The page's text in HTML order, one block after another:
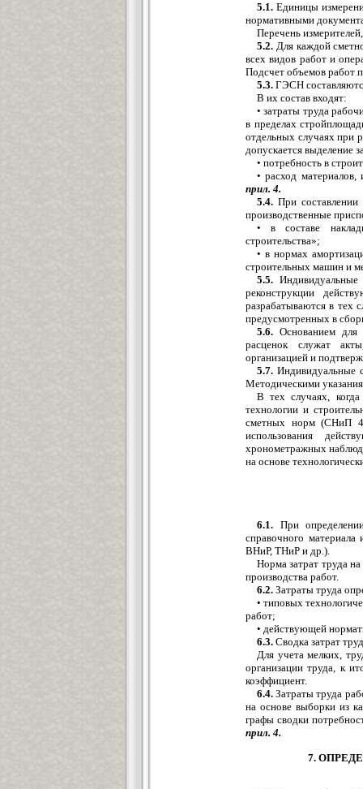
5.1. Единицы
нормативными
Перечень
5.2. Для каждой
всех видов работ и
Подсчет объемов работ
5.3. ГЭСН
В их состав входят:
• затраты труда
в пределах
отдельных случаях при
допускается выделение
• потребность в
• расход
прил. 4.
5.4. При
производственные
• в составе
строительства»;
• в нормах
строительных машин и
5.5.
реконструкции
разрабатываются в тех
предусмотренных в
5.6. Основанием
расценок служат
организацией и
5.7. Индивидуальные
Методическими
В тех случаях,
технологии и
сметных норм (СНиП
использования
хронометражных
на основе
6.1. При
справочного
ВНиР, ТНиР и др.).
Норма затрат труда
производства работ.
6.2. Затраты труда
• типовых
работ;
• действующей
6.3. Сводка затрат
Для учета мелких,
организации труда, к
коэффициент.
6.4. Затраты труда
на основе выборки из
графы сводки
прил. 4.
7.